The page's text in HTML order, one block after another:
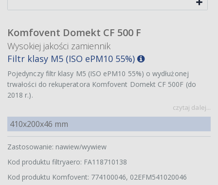
Komfovent Domekt CF 500 F
Wysokiej jakości zamiennik
Filtr klasy M5 (ISO ePM10 55%)
Pojedynczy filtr klasy M5 (ISO ePM10 55%) o wydłużonej
trwałości do rekuperatora Komfovent Domekt CF 500F (do
2018 r.).
czytaj dalej...
410x200x46 mm
Zastosowanie: nawiew/wywiew
Kod produktu filtryaero: FA118710138
Kod produktu Komfovent: 774100046, 02EFM541020046